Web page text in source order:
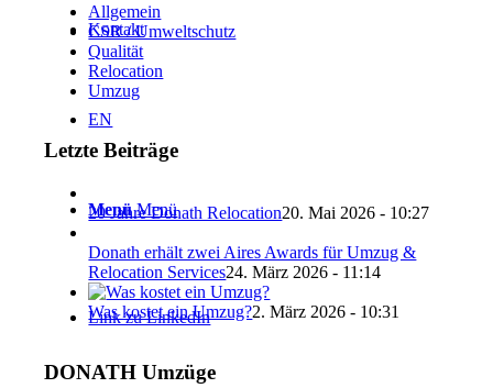
Kontakt
EN
Menü Menü
Link zu LinkedIn
Allgemein
CSR / Umweltschutz
Qualität
Relocation
Umzug
Letzte Beiträge
20 Jahre Donath Relocation20. Mai 2026 - 10:27
Donath erhält zwei Aires Awards für Umzug &
Relocation Services24. März 2026 - 11:14
Was kostet ein Umzug?2. März 2026 - 10:31
DONATH Umzüge